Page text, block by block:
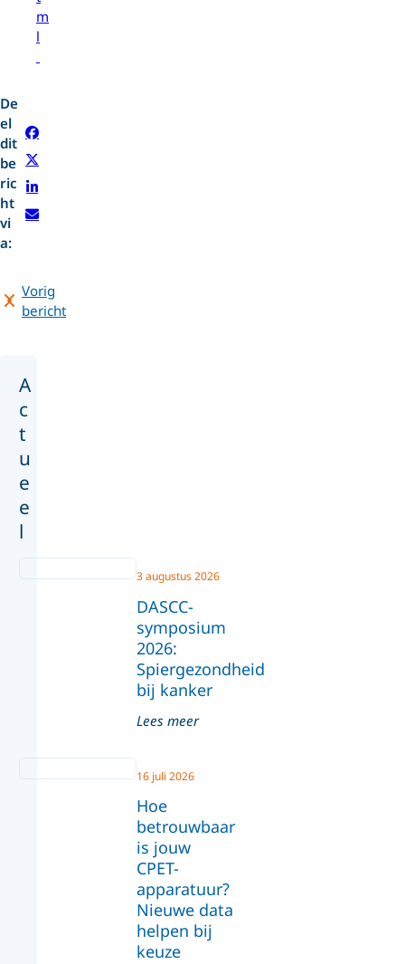
m
l
De
el
dit
be
ric
ht
vi
a:
Vorig
bericht
A
c
t
u
e
e
l
DASCC-
symposium
2026:
Spiergezondheid
bij kanker
3 augustus 2026
Lees meer
Hoe
betrouwbaar
is jouw
CPET-
apparatuur?
Nieuwe data
helpen bij
keuze
16 juli 2026